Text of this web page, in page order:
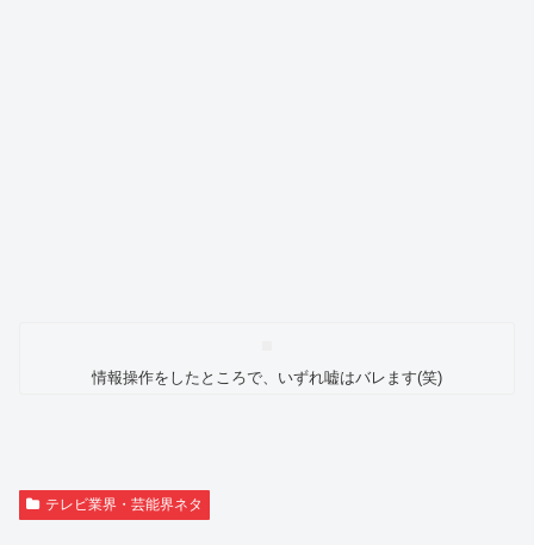
情報操作をしたところで、いずれ嘘はバレます(笑)
テレビ業界・芸能界ネタ